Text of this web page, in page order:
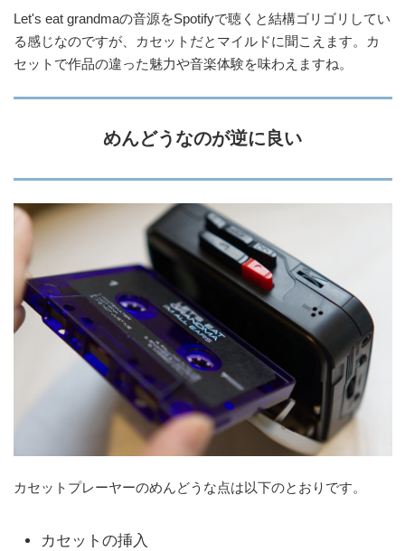
Let's eat grandmaの音源をSpotifyで聴くと結構ゴリゴリしてい
る感じなのですが、カセットだとマイルドに聞こえます。カ
セットで作品の違った魅力や音楽体験を味わえますね。
めんどうなのが逆に良い
カセットプレーヤーのめんどうな点は以下のとおりです。
カセットの挿入